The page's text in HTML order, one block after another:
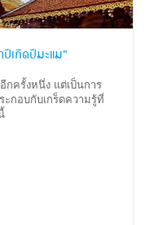
เกิดปีมะแม”
ครั้งหนึ่ง แต่เป็นการ
ะกอบกับเกร็ดความรู้ที่